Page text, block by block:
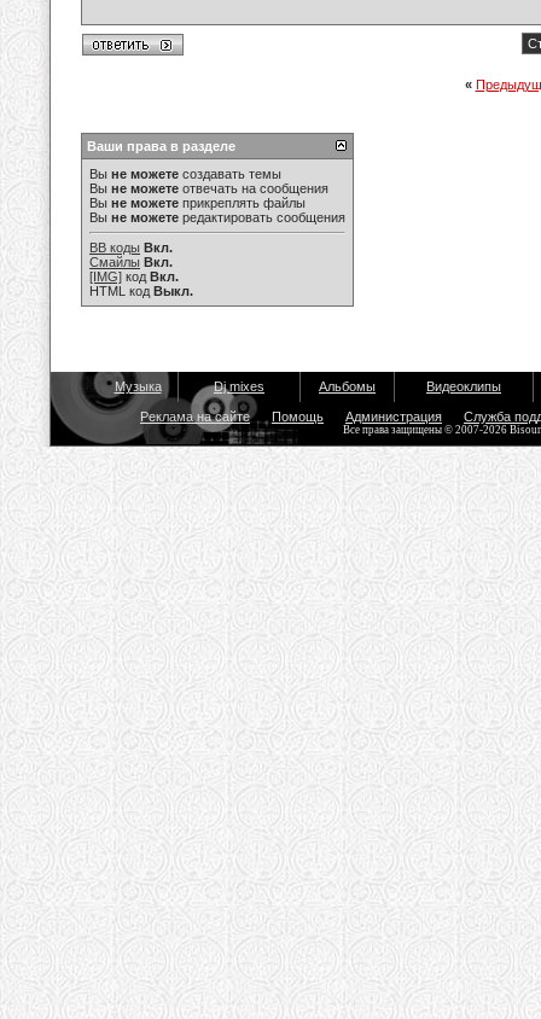
«
Ваши права в разделе
Вы не можете создавать темы
Вы не можете отвечать на сообщения
Вы не можете прикреплять файлы
Вы не можете редактировать сообщения
BB коды Вкл.
Смайлы Вкл.
[IMG] код Вкл.
HTML код Выкл.
Музыка Dj mixes Альбомы Видеоклипы
Реклама на сайте Помощь Администрация Служба
Все права защищены © 2007-2026